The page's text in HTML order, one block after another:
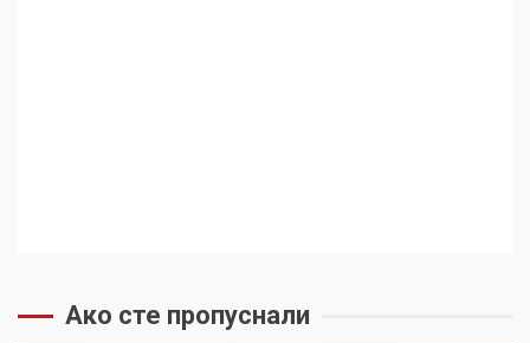
Ако сте пропуснали